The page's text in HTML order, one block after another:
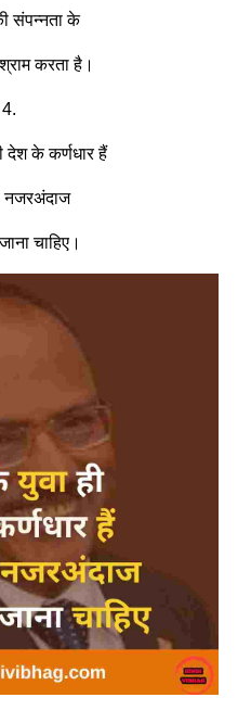
संपन्नता के
करता है।
4.
देश के कर्णधार हैं
नजरअंदाज
चाहिए।